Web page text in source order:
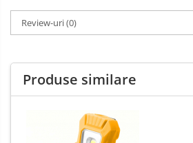
Review-uri(0)
Produse similare